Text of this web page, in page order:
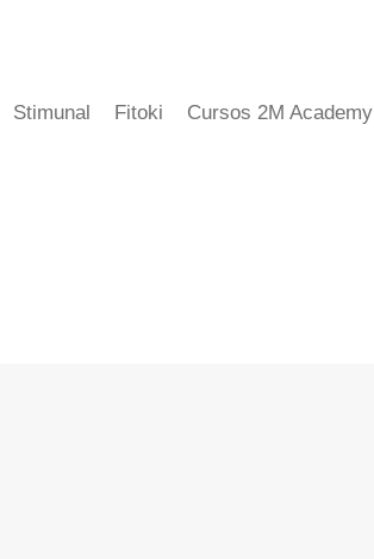
Stimunal Fitoki Cursos 2M Academy